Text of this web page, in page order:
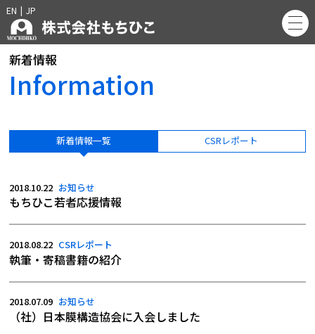
EN | JP
新着情報
Information
新着情報一覧 CSRレポート
2018.10.22 お知らせ
もちひこ若者応援情報
2018.08.22 CSRレポート
執筆・寄稿書籍の紹介
2018.07.09 お知らせ
（社）日本膜構造協会に入会しました